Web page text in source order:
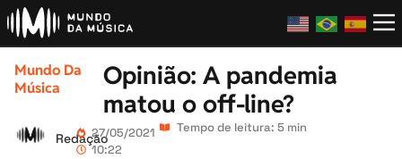
Mundo Da
Música
Opinião: A pandemia
matou o off-line?
Redação27/05/2021
10:22
Tempo de leitura: 5 min